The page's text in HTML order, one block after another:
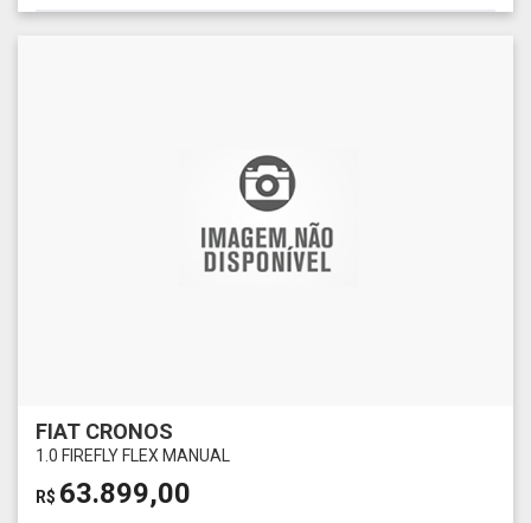
FIAT CRONOS
1.0 FIREFLY FLEX MANUAL
R$ 63.899,00